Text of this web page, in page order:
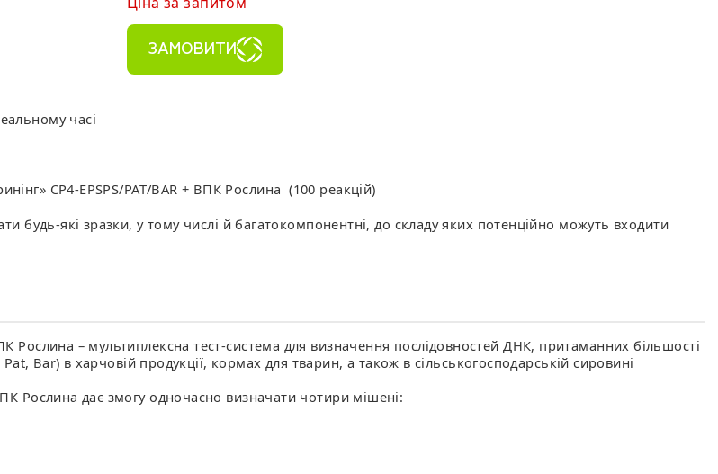
ЗАМОВИТИ
часі
CP4-EPSPS/PAT/BAR + ВПК Рослина (100 реакцій)
будь-які зразки, у тому числі й багатокомпонентні, до складу яких потенційно можуть входити
Рослина – мультиплексна тест-система для визначення послідовностей ДНК, притаманних більшості
Bar) в харчовій продукції, кормах для тварин, а також в сільськогосподарській сировині
Рослина дає змогу одночасно визначати чотири мішені: